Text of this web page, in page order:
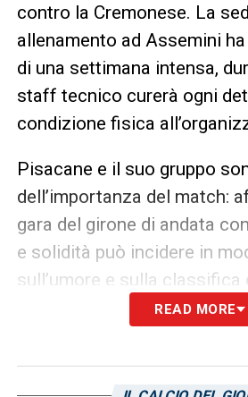
contro la Cremonese. La
allenamento ad Assemini
di una settimana intensa,
staff tecnico curerà ogni
condizione fisica
Pisacane e il suo gruppo
dell’importanza del match:
gara del girone di andata
e solidità può incidere in
sull’umore e sulla classifica
Cagliari-Cremonese, i
READ MORE